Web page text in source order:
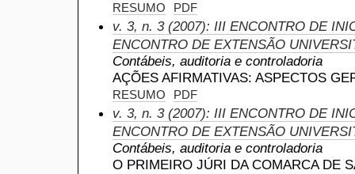
RESUMO PDF
v. 3, n. 3 (2007): III ENCONTRO DE
ENCONTRO DE EXTENSÃO
Contábeis, auditoria e controladoria
AÇÕES AFIRMATIVAS: ASPECTOS
RESUMO PDF
v. 3, n. 3 (2007): III ENCONTRO DE
ENCONTRO DE EXTENSÃO
Contábeis, auditoria e controladoria
O PRIMEIRO JÚRI DA COMARCA DE